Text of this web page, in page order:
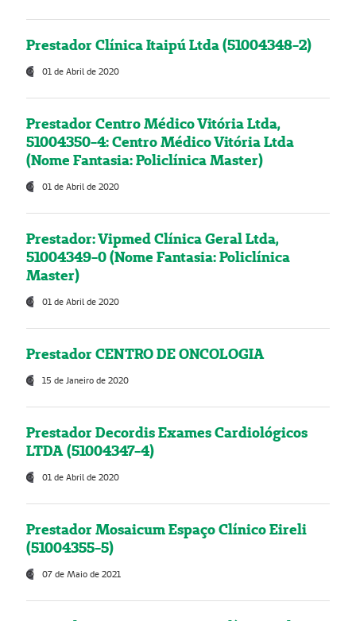
Prestador Clínica Itaipú Ltda (51004348-2)
01 de Abril de 2020
Prestador Centro Médico Vitória Ltda,
51004350-4: Centro Médico Vitória Ltda
(Nome Fantasia: Policlínica Master)
01 de Abril de 2020
Prestador: Vipmed Clínica Geral Ltda,
51004349-0 (Nome Fantasia: Policlínica
Master)
01 de Abril de 2020
Prestador CENTRO DE ONCOLOGIA
15 de Janeiro de 2020
Prestador Decordis Exames Cardiológicos
LTDA (51004347-4)
01 de Abril de 2020
Prestador Mosaicum Espaço Clínico Eireli
(51004355-5)
07 de Maio de 2021